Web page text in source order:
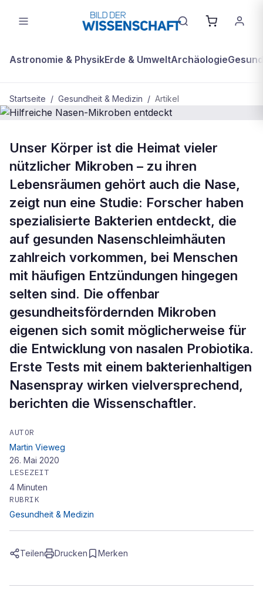
Astronomie & PhysikErde & UmweltArchäologie
Startseite / Gesundheit & Medizin / Artikel
Hilfreiche Nasen-Mikroben entdeckt
Unser Körper ist die Heimat vieler
nützlicher Mikroben – zu ihren
Lebensräumen gehört auch die Nase,
zeigt nun eine Studie: Forscher haben
spezialisierte Bakterien entdeckt, die
auf gesunden Nasenschleimhäuten
zahlreich vorkommen, bei Menschen
mit häufigen Entzündungen hingegen
selten sind. Die offenbar
gesundheitsfördernden Mikroben
eigenen sich somit möglicherweise für
die Entwicklung von nasalen Probiotika.
Erste Tests mit einem bakterienhaltigen
Nasenspray wirken vielversprechend,
berichten die Wissenschaftler.
AUTOR
Martin Vieweg
26. Mai 2020
LESEZEIT
4 Minuten
RUBRIK
Gesundheit & Medizin
Teilen Drucken Merken